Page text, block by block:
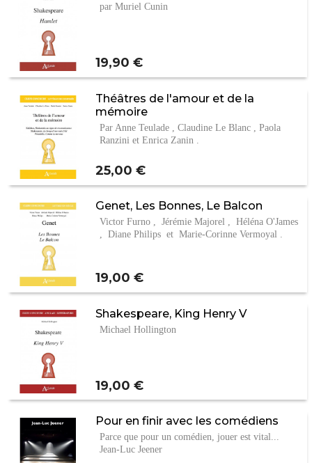
par Muriel Cunin
Prix
19,90 €
Théâtres de l'amour et de la
mémoire
Par Anne Teulade , Claudine Le Blanc , Paola
Ranzini et Enrica Zanin .
Prix
25,00 €
Genet, Les Bonnes, Le Balcon
Victor Furno , Jérémie Majorel , Héléna O'James
, Diane Philips et Marie-Corinne Vermoyal .
Prix
19,00 €
Shakespeare, King Henry V
Michael Hollington
Prix
19,00 €
Pour en finir avec les comédiens
Parce que pour un comédien, jouer est vital...
Jean-Luc Jeener